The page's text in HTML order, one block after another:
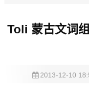
Toli 蒙古文词
2013-12-10